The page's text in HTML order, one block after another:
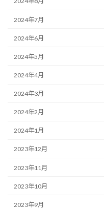
2024年7月
2024年6月
2024年5月
2024年4月
2024年3月
2024年2月
2024年1月
2023年12月
2023年11月
2023年10月
2023年9月